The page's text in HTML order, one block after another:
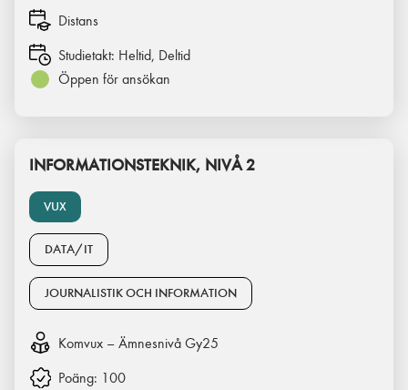
Distans
Studietakt: Heltid, Deltid
Öppen för ansökan
VUX
INFORMATIONSTEKNIK, NIVÅ 2
DATA/IT
JOURNALISTIK OCH INFORMATION
Komvux – Ämnesnivå Gy25
Poäng: 100